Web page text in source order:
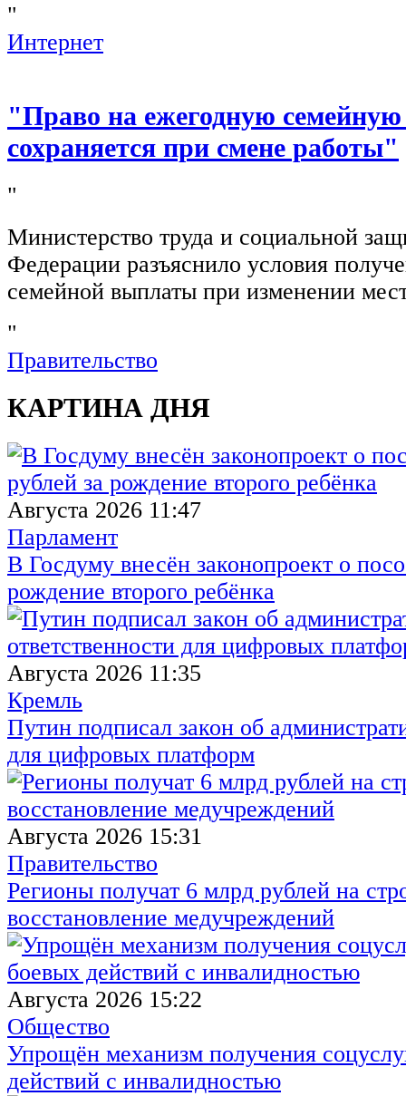
"
Интернет
"Право на ежегодную
сохраняется при смене работы"
"
Министерство труда и социальной
Федерации разъяснило условия
семейной выплаты при изменении
"
Правительство
КАРТИНА ДНЯ
Августа 2026 11:47
Парламент
В Госдуму внесён законопроект о
рождение второго ребёнка
Августа 2026 11:35
Кремль
Путин подписал закон об
для цифровых платформ
Августа 2026 15:31
Правительство
Регионы получат 6 млрд рублей на
восстановление медучреждений
Августа 2026 15:22
Общество
Упрощён механизм получения
действий с инвалидностью